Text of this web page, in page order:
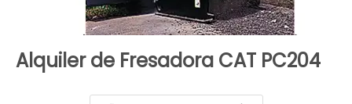
Alquiler de Fresadora CAT PC204